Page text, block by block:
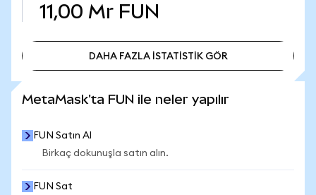
11,00 Mr FUN
DAHA FAZLA İSTATİSTİK GÖR
MetaMask'ta FUN ile neler yapılır
FUN Satın Al
Birkaç dokunuşla satın alın.
FUN Sat